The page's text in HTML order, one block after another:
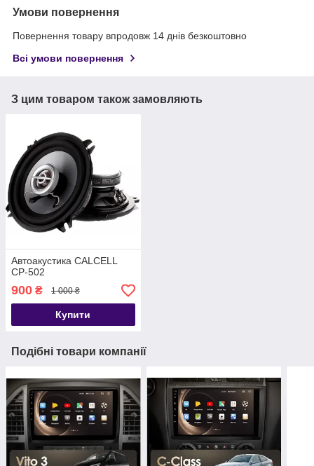
Умови повернення
Повернення товару впродовж 14 днів безкоштовно
Всі умови повернення
З цим товаром також замовляють
Автоакустика CALCELL
CP-502
900 ₴ 1 000 ₴
Купити
Подібні товари компанії